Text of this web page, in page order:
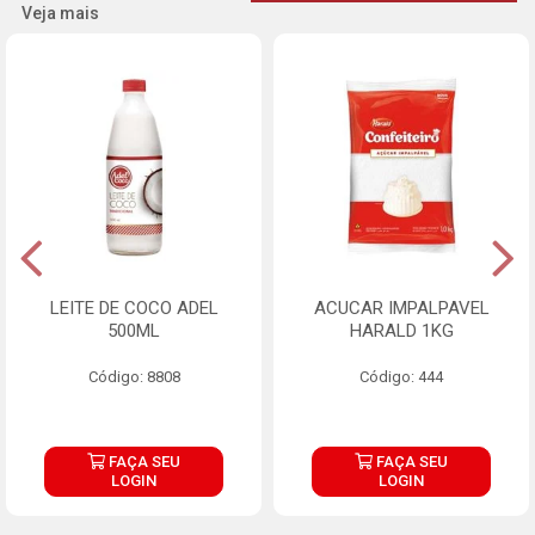
Veja mais
LEITE DE COCO ADEL
500ML
Código: 8808
FAÇA SEU
LOGIN
ACUCAR IMPALPAVEL
HARALD 1KG
Código: 444
FAÇA SEU
LOGIN